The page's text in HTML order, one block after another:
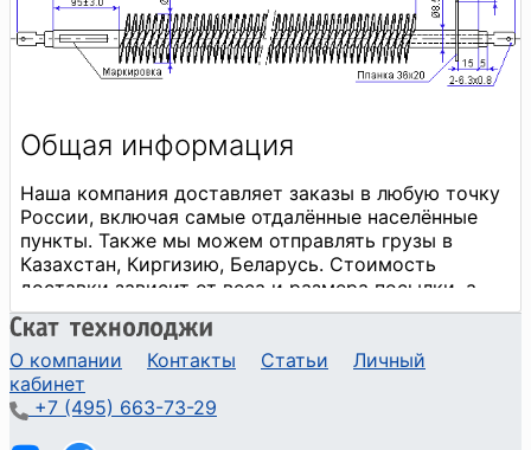
О компании Контакты Статьи
Личный
кабинет
+7 (495) 663-73-29